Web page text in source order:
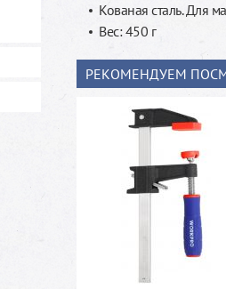
Кованая сталь. Для
Вес: 450 г
РЕКОМЕНДУЕМ